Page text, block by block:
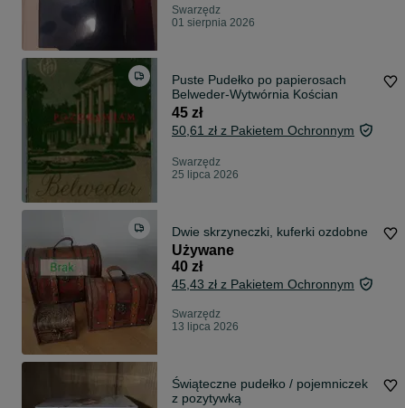
Swarzędz
01 sierpnia 2026
Puste Pudełko po papierosach
Belweder-Wytwórnia Kościan
45 zł
50,61 zł z Pakietem Ochronnym
Swarzędz
25 lipca 2026
Dwie skrzyneczki, kuferki ozdobne
Używane
40 zł
45,43 zł z Pakietem Ochronnym
Swarzędz
13 lipca 2026
Świąteczne pudełko / pojemniczek
z pozytywką